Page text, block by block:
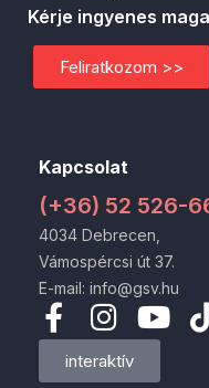
Kapcsolat
(+36) 52 526-
4034 Debrecen,
Vámospércsi út 37.
E-mail: info@gsv.hu
interaktív
Kérje ingyenes
Feliratkozom >>